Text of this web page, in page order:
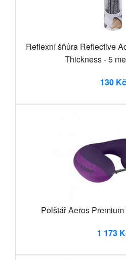
Reflexní šňůra Reflective
Thickness - 5
130 Kč
Polštář Aeros
1 173